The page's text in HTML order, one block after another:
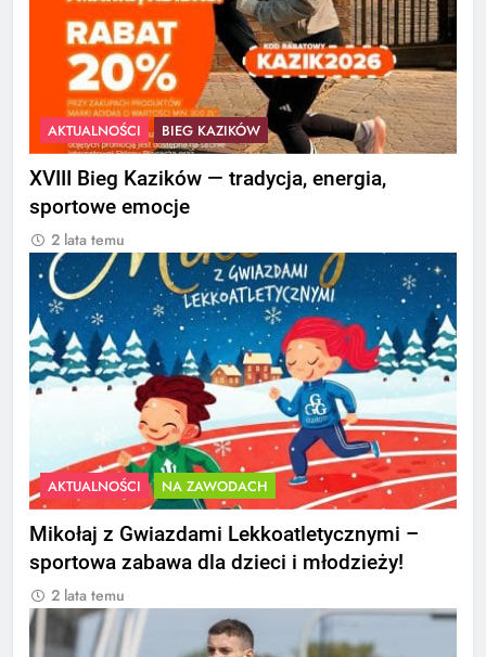
AKTUALNOŚCI BIEG KAZIKÓW
XVIII Bieg Kazików — tradycja, energia,
sportowe emocje
2 lata temu
AKTUALNOŚCI NA ZAWODACH
Mikołaj z Gwiazdami Lekkoatletycznymi –
sportowa zabawa dla dzieci i młodzieży!
2 lata temu